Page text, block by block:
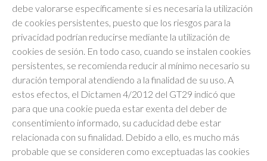
debe valorarse específicamente si es necesaria la utilización
de cookies persistentes, puesto que los riesgos para la
privacidad podrían reducirse mediante la utilización de
cookies de sesión. En todo caso, cuando se instalen cookies
persistentes, se recomienda reducir al mínimo necesario su
duración temporal atendiendo a la finalidad de su uso. A
estos efectos, el Dictamen 4/2012 del GT29 indicó que
para que una cookie pueda estar exenta del deber de
consentimiento informado, su caducidad debe estar
relacionada con su finalidad. Debido a ello, es mucho más
probable que se consideren como exceptuadas las cookies